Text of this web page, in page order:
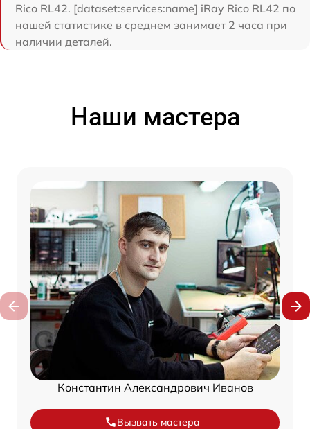
Rico RL42. [dataset:services:name] iRay Rico RL42 по
нашей статистике в среднем занимает 2 часа при
наличии деталей.
Наши мастера
Константин Александрович Иванов
Вызвать мастера